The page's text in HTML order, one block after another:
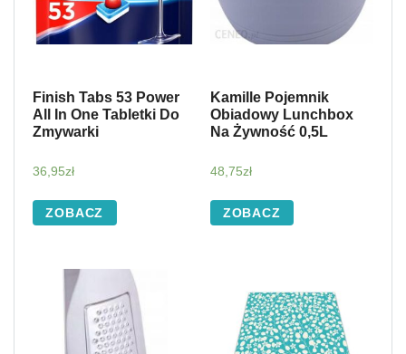
Finish Tabs 53 Power
All In One Tabletki Do
Zmywarki
36,95zł
ZOBACZ
Kamille Pojemnik
Obiadowy Lunchbox
Na Żywność 0,5L
48,75zł
ZOBACZ